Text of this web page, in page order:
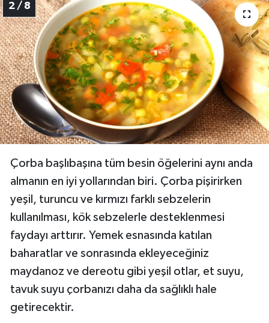
2 / 8
Çorba başlıbaşına tüm besin öğelerini aynı anda
almanın en iyi yollarından biri. Çorba pişirirken
yeşil, turuncu ve kırmızı farklı sebzelerin
kullanılması, kök sebzelerle desteklenmesi
faydayı arttırır. Yemek esnasında katılan
baharatlar ve sonrasında ekleyeceğiniz
maydanoz ve dereotu gibi yeşil otlar, et suyu,
tavuk suyu çorbanızı daha da sağlıklı hale
getirecektir.